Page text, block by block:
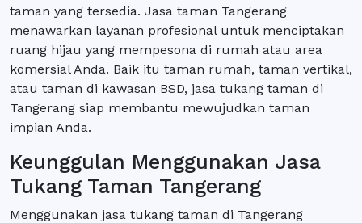
taman yang tersedia. Jasa taman Tangerang
menawarkan layanan profesional untuk menciptakan
ruang hijau yang mempesona di rumah atau area
komersial Anda. Baik itu taman rumah, taman vertikal,
atau taman di kawasan BSD, jasa tukang taman di
Tangerang siap membantu mewujudkan taman
impian Anda.
Keunggulan Menggunakan Jasa
Tukang Taman Tangerang
Menggunakan jasa tukang taman di Tangerang